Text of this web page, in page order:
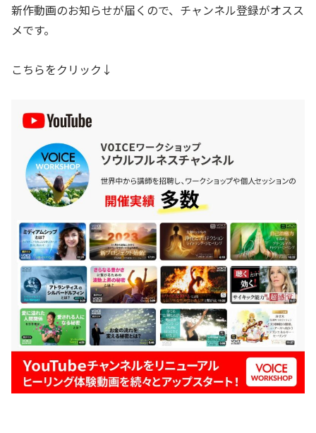
新作動画のお知らせが届くので、チャンネル登録がオスス
メです。
こちらをクリック↓